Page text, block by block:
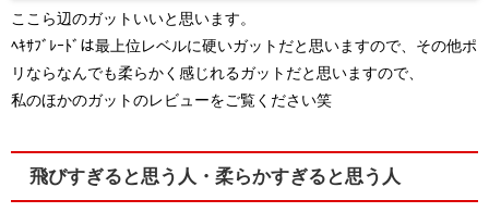
ここら辺のガットいいと思います。
ﾍｷｻﾌﾞﾚｰﾄﾞは最上位レベルに硬いガットだと思いますので、その他ポ
リならなんでも柔らかく感じれるガットだと思いますので、
私のほかのガットのレビューをご覧ください笑
飛びすぎると思う人・柔らかすぎると思う人